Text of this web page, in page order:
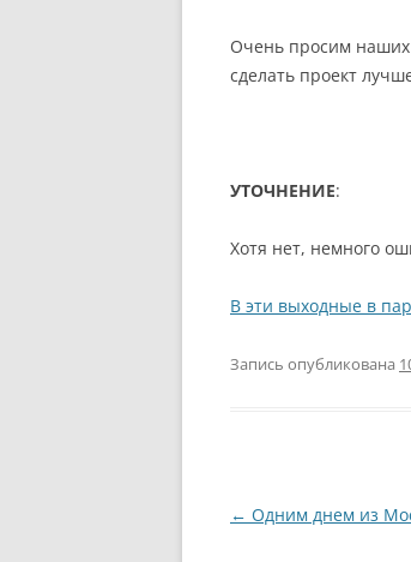
Очень просим наших
сделать проект
УТОЧНЕНИЕ:
Хотя нет, немного
В эти выходные в
Запись опубликована
Навигация
← Одним днем из